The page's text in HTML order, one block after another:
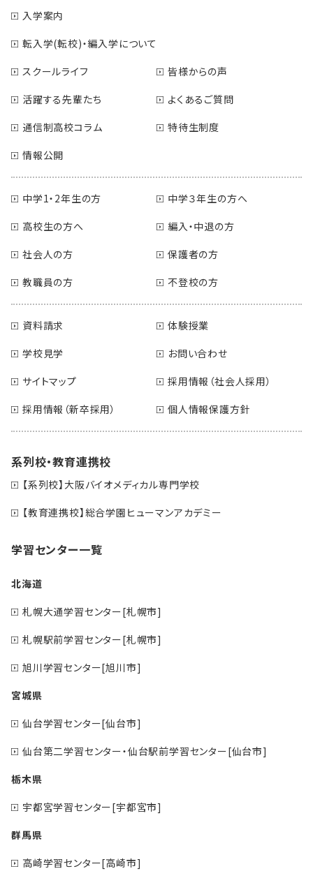
入学案内
転入学(転校)・編入学について
スクールライフ
皆様からの声
活躍する先輩たち
よくあるご質問
通信制高校コラム
特待生制度
情報公開
中学1・2年生の方
中学３年生の方へ
高校生の方へ
編入・中退の方
社会人の方
保護者の方
教職員の方
不登校の方
資料請求
体験授業
学校見学
お問い合わせ
サイトマップ
採用情報（社会人採用）
採用情報（新卒採用）
個人情報保護方針
系列校・教育連携校
【系列校】大阪バイオメディカル専門学校
【教育連携校】総合学園ヒューマンアカデミー
学習センター一覧
北海道
札幌大通学習センター[札幌市]
札幌駅前学習センター[札幌市]
旭川学習センター[旭川市]
宮城県
仙台学習センター[仙台市]
仙台第二学習センター・仙台駅前学習センター[仙台市]
栃木県
宇都宮学習センター[宇都宮市]
群馬県
高崎学習センター[高崎市]